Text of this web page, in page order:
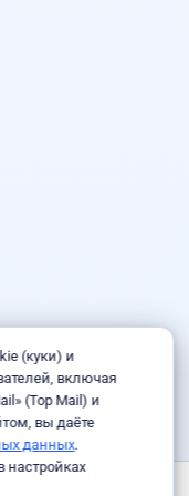
(куки) и
включая
(Top Mail) и
вы даёте
данных.